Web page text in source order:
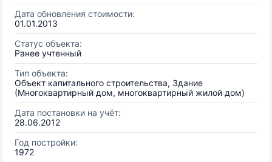
Дата обновления стоимости:
01.01.2013
Статус объекта:
Ранее учтенный
Тип объекта:
Объект капитального строительства, Здание
(Многоквартирный дом, многоквартирный жилой дом)
Дата постановки на учёт:
28.06.2012
Год постройки:
1972